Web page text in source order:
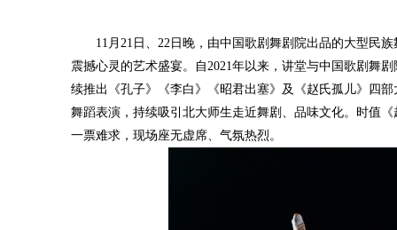
11月21日、22日晚，由中国歌剧舞剧院出品的大型民
震撼心灵的艺术盛宴。自2021年以来，讲堂与中国歌剧舞
续推出《孔子》《李白》《昭君出塞》及《赵氏孤儿》四
舞蹈表演，持续吸引北大师生走近舞剧、品味文化。时值
一票难求，现场座无虚席、气氛热烈。